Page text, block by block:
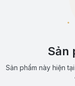
Sản
Sản phẩm này hiện